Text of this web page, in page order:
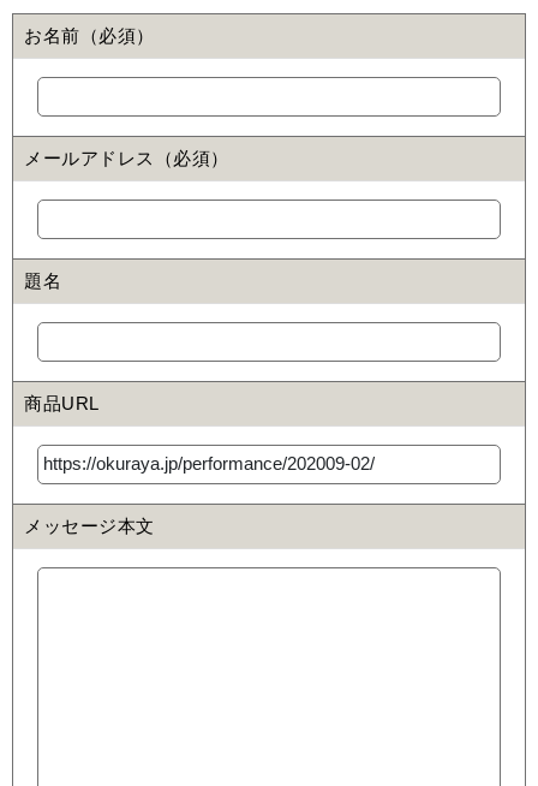
お名前（必須）
メールアドレス（必須）
題名
商品URL
メッセージ本文